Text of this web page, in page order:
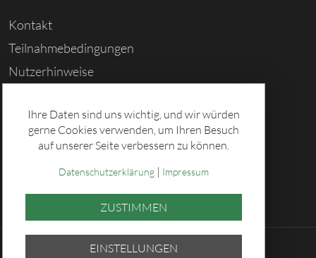
Kontakt
Teilnahmebedingungen
Nutzerhinweise
Cookies löschen
Datenschutz
Ihre Daten sind uns wichtig, und wir würden
gerne Cookies verwenden, um Ihren Besuch
auf unserer Seite verbessern zu können.
Datenschutzerklärung| Impressum
ZUSTIMMEN
EINSTELLUNGEN